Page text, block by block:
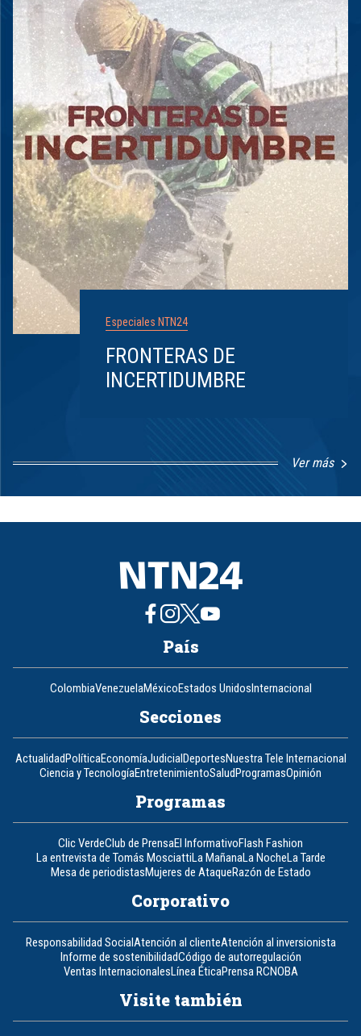
Especiales NTN24
FRONTERAS DE
INCERTIDUMBRE
Ver más
1
8
País
ColombiaVenezuelaMéxicoEstados UnidosInternacional
Secciones
ActualidadPolíticaEconomíaJudicialDeportesNuestra Tele Internacional
Ciencia y TecnologíaEntretenimientoSaludProgramasOpinión
Programas
Clic VerdeClub de PrensaEl InformativoFlash Fashion
La entrevista de Tomás MosciattiLa MañanaLa NocheLa Tarde
Mesa de periodistasMujeres de AtaqueRazón de Estado
Corporativo
Responsabilidad SocialAtención al clienteAtención al inversionista
Informe de sostenibilidadCódigo de autorregulación
Ventas InternacionalesLínea ÉticaPrensa RCNOBA
Visite también